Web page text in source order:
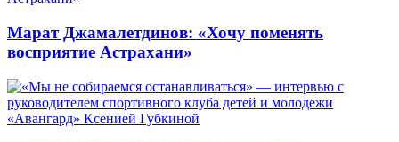
Марат Джамалетдинов: «Хочу поменять
восприятие Астрахани»